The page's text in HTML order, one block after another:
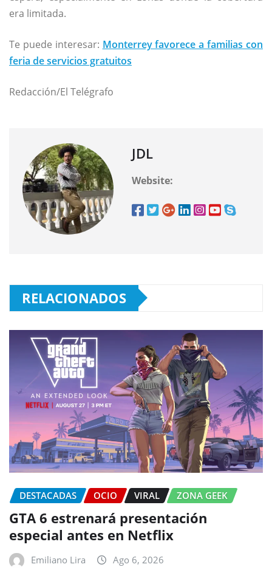
era limitada.
Te puede interesar: Monterrey favorece a familias con
feria de servicios gratuitos
Redacción/El Telégrafo
JDL
Website:
RELACIONADOS
DESTACADAS OCIO VIRAL ZONA GEEK
GTA 6 estrenará presentación
especial antes en Netflix
Emiliano Lira Ago 6, 2026